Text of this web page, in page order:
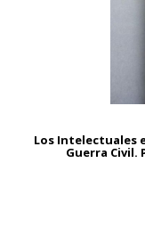
Los Intelectuales
Guerra Civil.